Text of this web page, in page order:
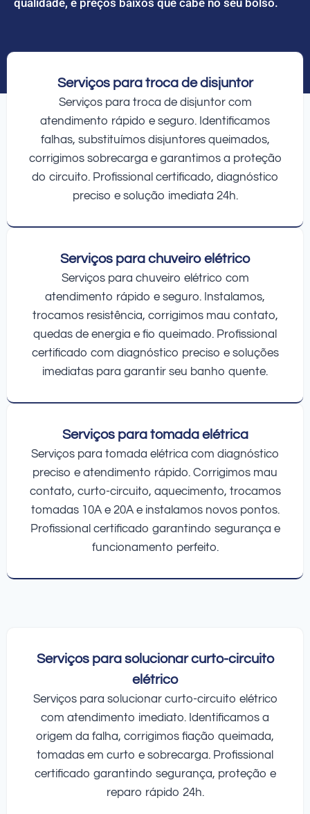
Serviços para troca de disjuntor
Serviços para troca de disjuntor com
atendimento rápido e seguro. Identificamos
falhas, substituímos disjuntores queimados,
corrigimos sobrecarga e garantimos a proteção
do circuito. Profissional certificado, diagnóstico
preciso e solução imediata 24h.
Serviços para chuveiro elétrico
Serviços para chuveiro elétrico com
atendimento rápido e seguro. Instalamos,
trocamos resistência, corrigimos mau contato,
quedas de energia e fio queimado. Profissional
certificado com diagnóstico preciso e soluções
imediatas para garantir seu banho quente.
Serviços para tomada elétrica
Serviços para tomada elétrica com diagnóstico
preciso e atendimento rápido. Corrigimos mau
contato, curto-circuito, aquecimento, trocamos
tomadas 10A e 20A e instalamos novos pontos.
Profissional certificado garantindo segurança e
funcionamento perfeito.
Serviços para solucionar curto-circuito
elétrico
Serviços para solucionar curto-circuito elétrico
com atendimento imediato. Identificamos a
origem da falha, corrigimos fiação queimada,
tomadas em curto e sobrecarga. Profissional
certificado garantindo segurança, proteção e
reparo rápido 24h.